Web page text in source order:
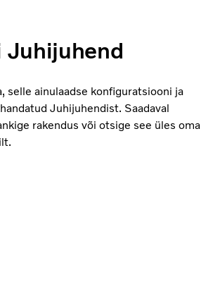
Juhijuhend
selle ainulaadse konfiguratsiooni ja
Juhijuhendist. Saadaval
rakendus või otsige see üles oma